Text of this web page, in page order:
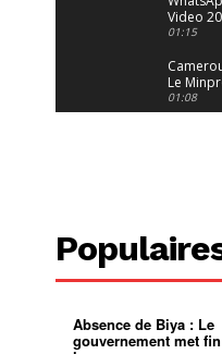
Video
29 at 12
01:15
Le
alerte
dérives
01:08
grandes
pluies
Échec au
Le père
pasteur
L’État
Absence de Biya : Le
gouvernement met